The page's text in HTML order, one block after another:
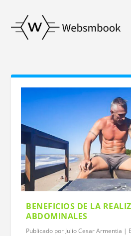
BENEFICIOS DE LA
ABDOMINALES
Publicado por Julio Cesar Armentia |